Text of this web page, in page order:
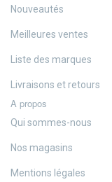
Nouveautés
Meilleures ventes
Liste des marques
Livraisons et retours
A propos
Qui sommes-nous
Nos magasins
Mentions légales